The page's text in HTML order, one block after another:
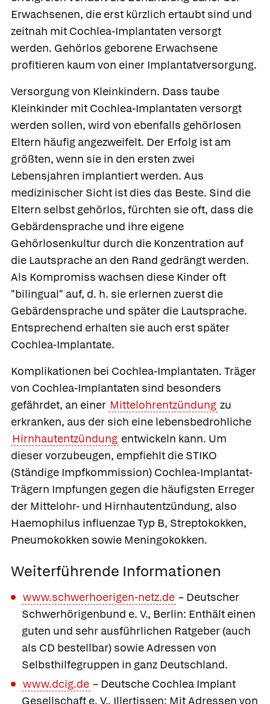
Erwachsenen, die erst kürzlich ertaubt sind und
zeitnah mit Cochlea-Implantaten versorgt
werden. Gehörlos geborene Erwachsene
profitieren kaum von einer Implantatversorgung.
Versorgung von Kleinkindern. Dass taube
Kleinkinder mit Cochlea-Implantaten versorgt
werden sollen, wird von ebenfalls gehörlosen
Eltern häufig angezweifelt. Der Erfolg ist am
größten, wenn sie in den ersten zwei
Lebensjahren implantiert werden. Aus
medizinischer Sicht ist dies das Beste. Sind die
Eltern selbst gehörlos, fürchten sie oft, dass die
Gebärdensprache und ihre eigene
Gehörlosenkultur durch die Konzentration auf
die Lautsprache an den Rand gedrängt werden.
Als Kompromiss wachsen diese Kinder oft
"bilingual" auf, d. h. sie erlernen zuerst die
Gebärdensprache und später die Lautsprache.
Entsprechend erhalten sie auch erst später
Cochlea-Implantate.
Komplikationen bei Cochlea-Implantaten. Träger
von Cochlea-Implantaten sind besonders
gefährdet, an einer Mittelohrentzündung zu
erkranken, aus der sich eine lebensbedrohliche
Hirnhautentzündung entwickeln kann. Um
dieser vorzubeugen, empfiehlt die STIKO
(Ständige Impfkommission) Cochlea-Implantat-
Trägern Impfungen gegen die häufigsten Erreger
der Mittelohr- und Hirnhautentzündung, also
Haemophilus influenzae Typ B, Streptokokken,
Pneumokokken sowie Meningokokken.
Weiterführende Informationen
www.schwerhoerigen-netz.de – Deutscher
Schwerhörigenbund e. V., Berlin: Enthält einen
guten und sehr ausführlichen Ratgeber (auch
als CD bestellbar) sowie Adressen von
Selbsthilfegruppen in ganz Deutschland.
www.dcig.de – Deutsche Cochlea Implant
Gesellschaft e. V., Illertissen: Mit Adressen von